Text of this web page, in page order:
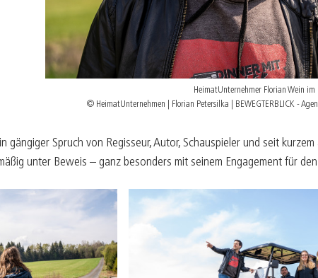
HeimatUnternehmer Florian Wein
© HeimatUnternehmen | Florian Petersilka | BEWEGTERBLICK -
Spruch von Regisseur, Autor, Schauspieler und seit
unter Beweis – ganz besonders mit seinem Engagement für